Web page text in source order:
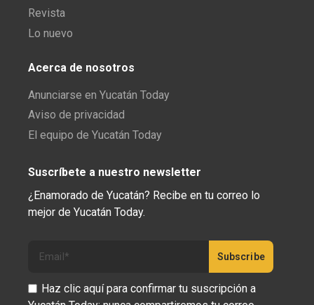
Revista
Lo nuevo
Acerca de nosotros
Anunciarse en Yucatán Today
Aviso de privacidad
El equipo de Yucatán Today
Suscríbete a nuestro newsletter
¿Enamorado de Yucatán? Recibe en tu correo lo
mejor de Yucatán Today.
Haz clic aquí para confirmar tu suscripción a